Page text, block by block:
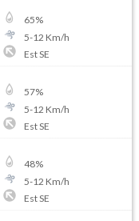
65%
5-12 Km/h
Est SE
57%
5-12 Km/h
Est SE
48%
5-12 Km/h
Est SE